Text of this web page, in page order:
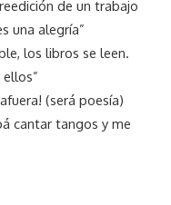
de un trabajo
una alegría”
los libros se leen.
(será poesía)
cantar tangos y me